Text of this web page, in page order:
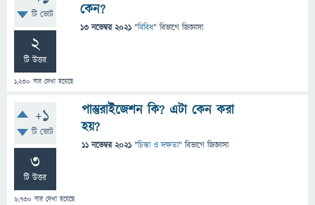
টি ভোট
2
টি উত্তর
1,230 বার দেখা হয়েছে
কেন?
13 নভেম্বর 2021 "বিবিধ" বিভাগে জিজ্ঞাসা
+1
টি ভোট
3
টি উত্তর
6,730 বার দেখা হয়েছে
পাস্তুরাইজেশন কি? এটা কেন করা
হয়?
11 নভেম্বর 2021 "চিন্তা ও দক্ষতা" বিভাগে জিজ্ঞাসা